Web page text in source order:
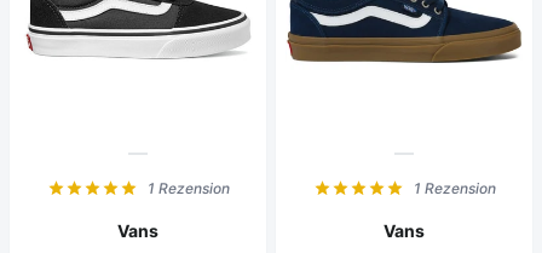
1 Rezension
Vans
1 Rezension
Vans